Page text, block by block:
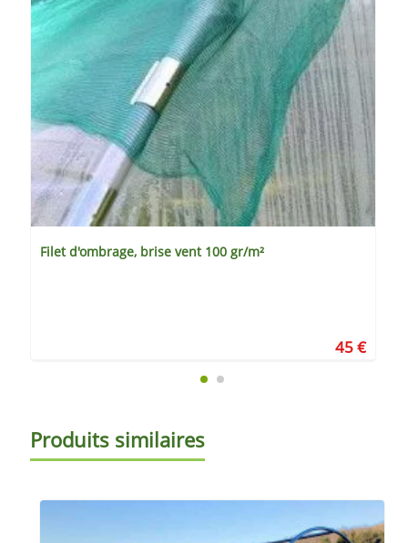
Filet d'ombrage, brise vent 100 gr/m²
45 €
Produits similaires